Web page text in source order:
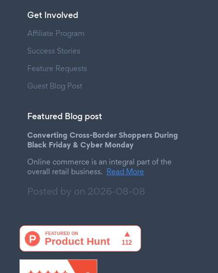
Get Involved
Affiliate Program
Success Stories
Feature Requests
Guest Blog Post
Featured Blog post
Converting Cross-Border Shoppers During
Black Friday & Cyber Monday
Online commerce is an integral part of the
overall retail business. Read More
Posted by on 2026-08-08